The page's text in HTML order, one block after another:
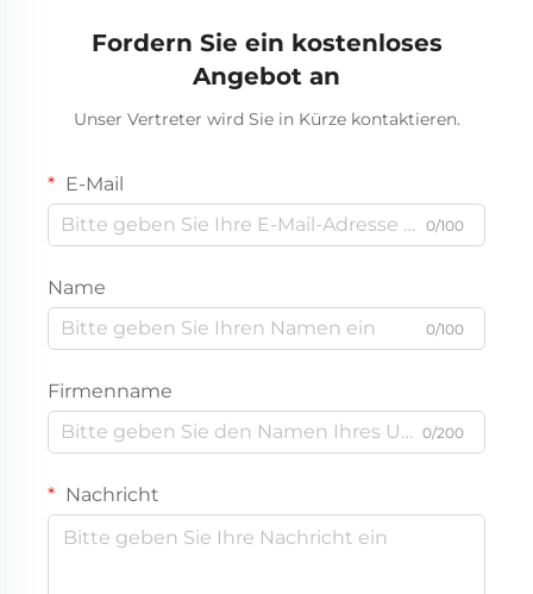
Fordern Sie ein kostenloses
Angebot an
Unser Vertreter wird Sie in Kürze kontaktieren.
E-Mail
0/100
Name
0/100
Firmenname
0/200
Nachricht